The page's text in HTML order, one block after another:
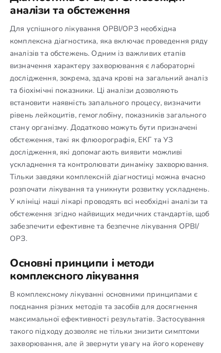
аналізи та обстеження
Для успішного лікування ОРВІ/ОРЗ необхідна
комплексна діагностика, яка включає проведення ряду
аналізів та обстежень. Одним із важливих етапів
визначення характеру захворювання є лабораторні
дослідження, зокрема, здача крові на загальний аналіз
та біохімічні показники. Ці аналізи дозволяють
встановити наявність запального процесу, визначити
рівень лейкоцитів, гемоглобіну, показників загального
стану організму. Додатково можуть бути призначені
обстеження, такі як флюорографія, ЕКГ та УЗ
дослідження, які допомагають виявити можливі
ускладнення та контролювати динаміку захворювання.
Тільки завдяки комплексній діагностиці можна вчасно
розпочати лікування та уникнути розвитку ускладнень.
У клініці наші лікарі проводять всі необхідні аналізи та
обстеження згідно найвищих медичних стандартів, щоб
забезпечити ефективне та безпечне лікування ОРВІ/
ОРЗ.
Основні принципи і методи
комплексного лікування
В комплексному лікуванні основними принципами є
поєднання різних методів та засобів для досягнення
максимальної ефективності результатів. Застосування
такого підходу дозволяє не тільки знизити симптоми
захворювання, але й звернути увагу на його кореневу